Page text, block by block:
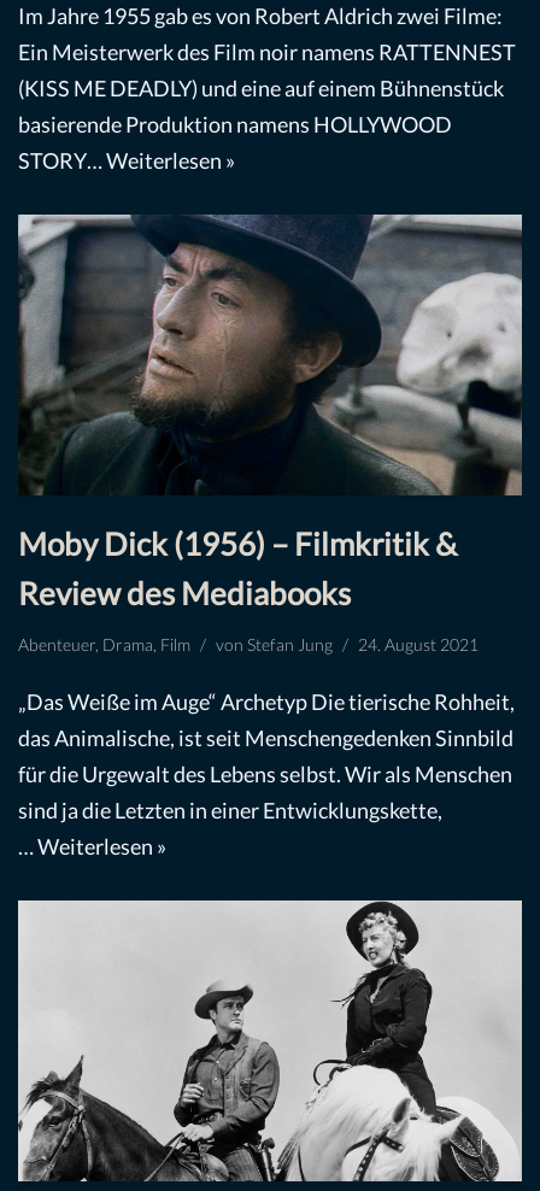
Im Jahre 1955 gab es von Robert Aldrich zwei Filme:
Ein Meisterwerk des Film noir namens RATTENNEST
(KISS ME DEADLY) und eine auf einem Bühnenstück
basierende Produktion namens HOLLYWOOD
STORY…Weiterlesen »
Moby Dick (1956) – Filmkritik &
Review des Mediabooks
Abenteuer Drama Film von Stefan Jung 24. August 2021
„Das Weiße im Auge“ Archetyp Die tierische Rohheit,
das Animalische, ist seit Menschengedenken Sinnbild
für die Urgewalt des Lebens selbst. Wir als Menschen
sind ja die Letzten in einer Entwicklungskette,
…Weiterlesen »